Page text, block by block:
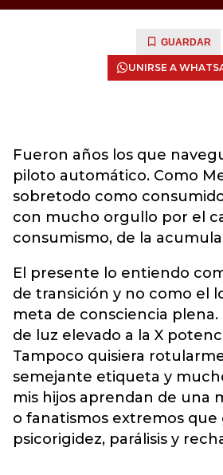
GUARDAR
UNIRSE A
Fueron años los que
piloto automático. Como
sobretodo como
con mucho orgullo por el
consumismo, de la
El presente lo entiendo
de transición y no como el
meta de consciencia plena.
de luz elevado a la X
Tampoco quisiera
semejante etiqueta y
mis hijos aprendan de una
o fanatismos extremos que
psicorigidez, parálisis y